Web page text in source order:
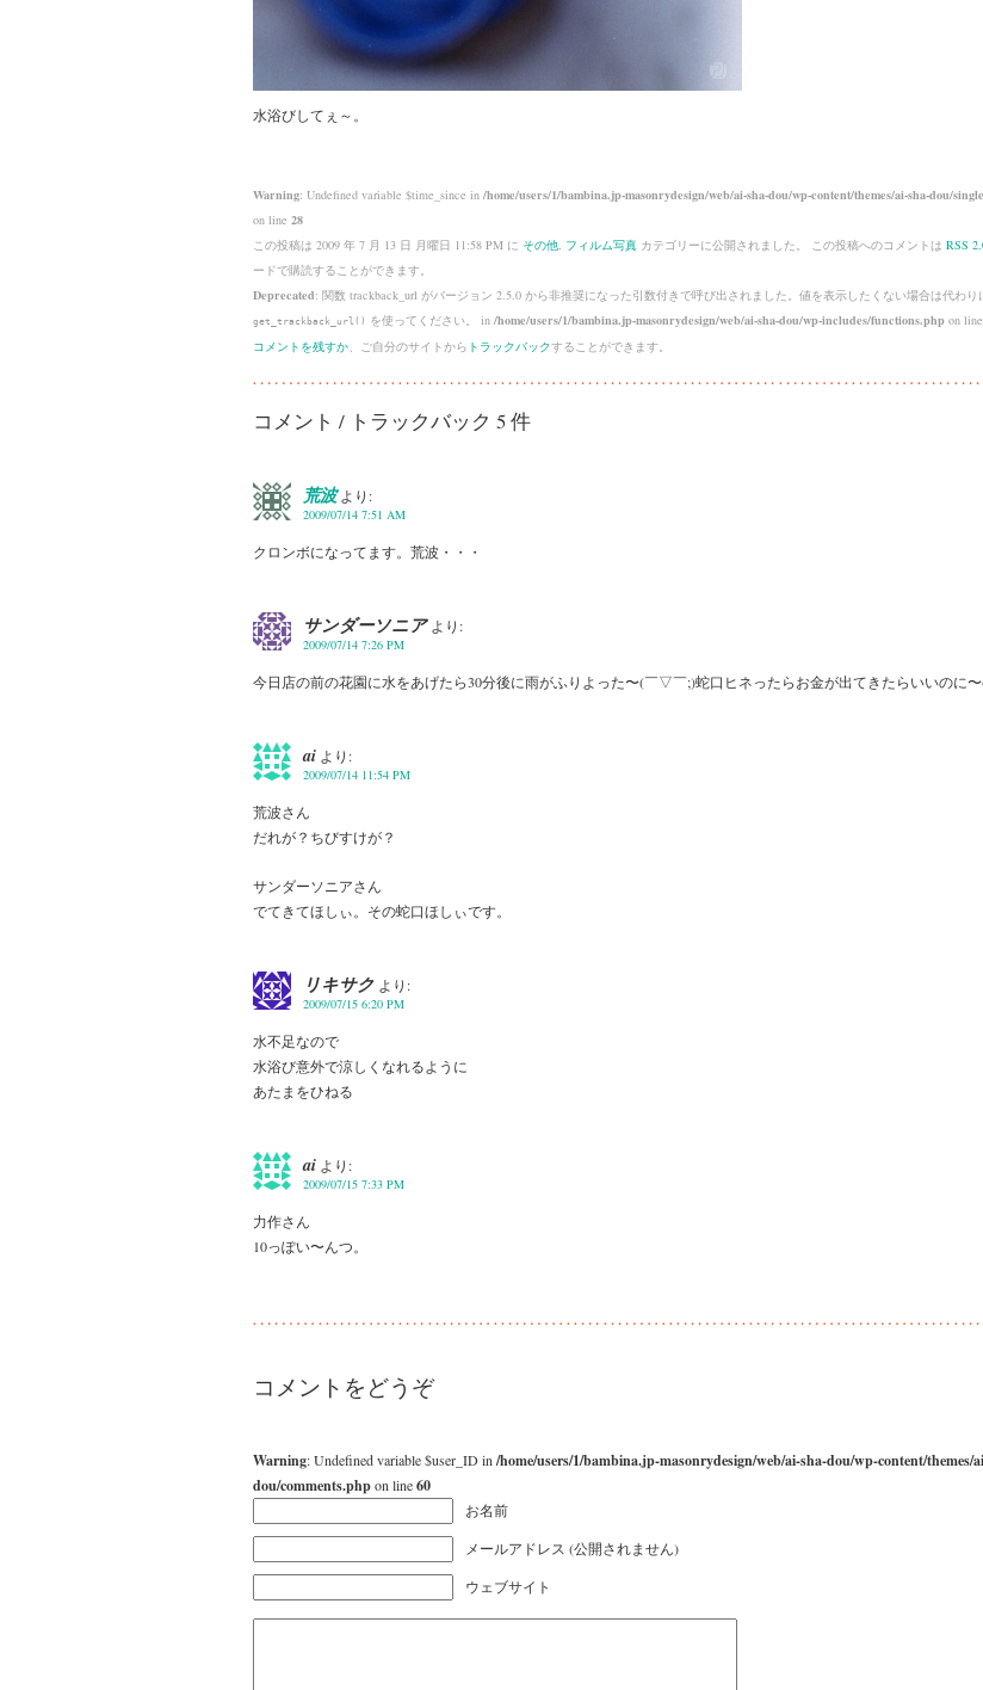
水浴びしてぇ～。
Warning: Undefined variable $time_since in /home/users/1/bambina.jp-masonrydesign/web/ai-sha-dou/wp-content/themes/ai-sha-dou/
on line 28
この投稿は 2009 年 7 月 13 日 月曜日 11:58 PM に その他, フィルム写真 カテゴリーに公開されました。 この投稿へのコメントは RSS
ードで購読することができます。
Deprecated: 関数 trackback_url がバージョン 2.5.0 から非推奨になった引数付きで呼び出されました。値を表示したくない場合は代わり
get_trackback_url() を使ってください。 in /home/users/1/bambina.jp-masonrydesign/web/ai-sha-dou/wp-includes/functions.php on line
コメントを残すか、ご自分のサイトから トラックバックすることができます。
コメント / トラックバック 5 件
荒波 より:
2009/07/14 7:51 AM
クロンボになってます。荒波・・・
サンダーソニア より:
2009/07/14 7:26 PM
今日店の前の花園に水をあげたら30分後に雨がふりよった〜(￣▽￣;)蛇口ヒネったらお金が出てきたらいいのに
ai より:
2009/07/14 11:54 PM
荒波さん
だれが？ちびすけが？
サンダーソニアさん
でてきてほしぃ。その蛇口ほしぃです。
リキサク より:
2009/07/15 6:20 PM
水不足なので
水浴び意外で涼しくなれるように
あたまをひねる
ai より:
2009/07/15 7:33 PM
力作さん
10っぽい〜んつ。
コメントをどうぞ
Warning: Undefined variable $user_ID in /home/users/1/bambina.jp-masonrydesign/web/ai-sha-dou/wp-content/themes/
dou/comments.phpon line60
お名前
メールアドレス (公開されません)
ウェブサイト